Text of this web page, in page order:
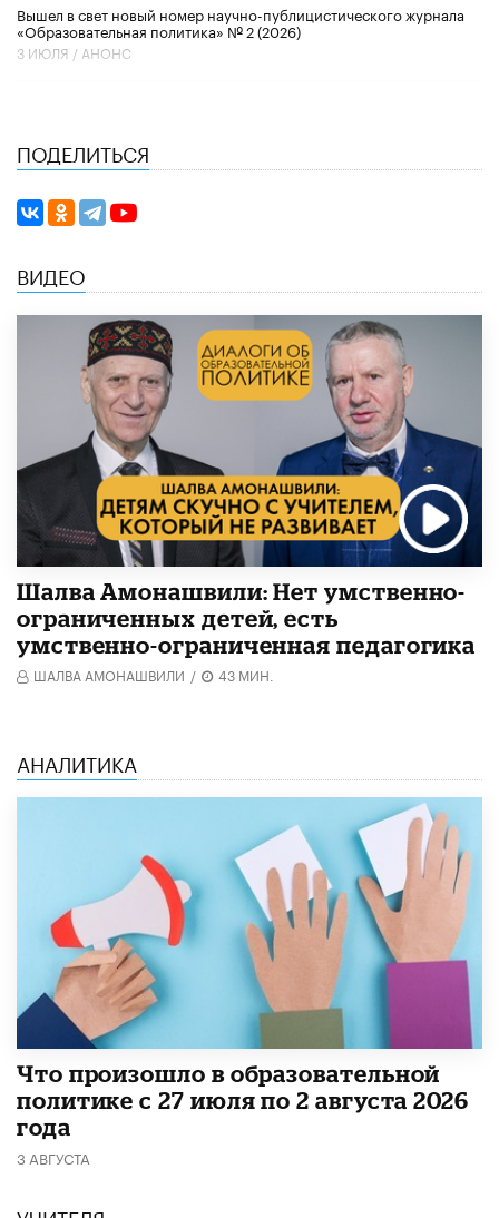
Вышел в свет новый номер научно-публицистического журнала
«Образовательная политика» № 2 (2026)
3 ИЮЛЯ / АНОНС
ПОДЕЛИТЬСЯ
ВИДЕО
Шалва Амонашвили: Нет умственно-
ограниченных детей, есть
умственно-ограниченная педагогика
ШАЛВА АМОНАШВИЛИ / 43 МИН.
АНАЛИТИКА
​Что произошло в образовательной
политике с 27 июля по 2 августа 2026
года
3 АВГУСТА